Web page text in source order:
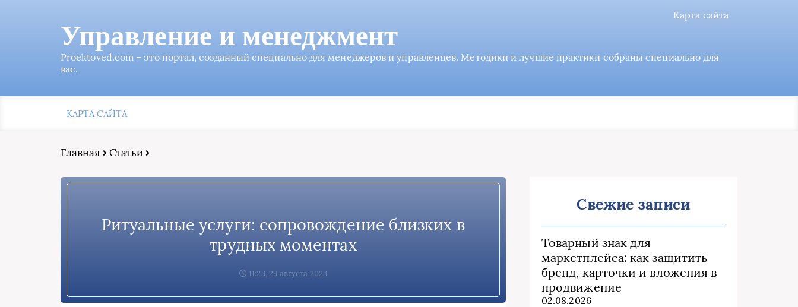
Карта сайта
Управление и менеджмент
Proektoved.com – это портал, созданный специально для менеджеров и управленцев. Методики и лучшие практики собраны специально для
вас.
КАРТА САЙТА
Главная Статьи
Ритуальные услуги: сопровождение близких в
трудных моментах
11:23, 29 августа 2023
Свежие записи
Товарный знак для
маркетплейса: как защитить
бренд, карточки и вложения в
продвижение
02.08.2026